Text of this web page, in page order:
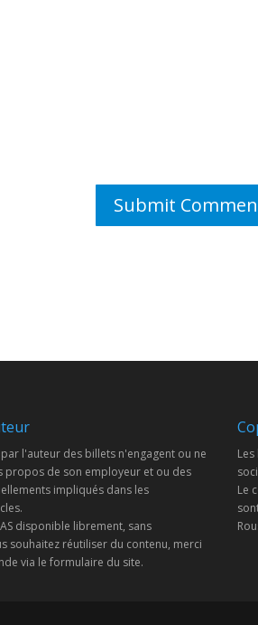
l'auteur des billets n'engagent ou ne
propos de son employeur et ou des
impliqués dans les
disponible librement, sans
souhaitez réutiliser du contenu, merci
via le formulaire du site.
Le